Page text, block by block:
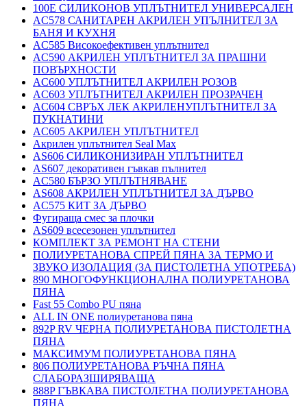
100E СИЛИКОНОВ УПЛЪТНИТЕЛ УНИВЕРСАЛЕН
AC578 САНИТАРЕН АКРИЛЕН УПЪЛНИТЕЛ ЗА
БАНЯ И КУХНЯ
AC585 Високоефективен уплътнител
AC590 АКРИЛЕН УПЛЪТНИТЕЛ ЗА ПРАШНИ
ПОВЪРХНОСТИ
AC600 УПЛЪТНИТЕЛ АКРИЛЕН РОЗОВ
AC603 УПЛЪТНИТЕЛ АКРИЛЕН ПРОЗРАЧЕН
AC604 СВРЪХ ЛЕК АКРИЛЕНУПЛЪТНИТЕЛ ЗА
ПУКНАТИНИ
AC605 АКРИЛЕН УПЛЪТНИТЕЛ
Акрилен уплътнител Seal Max
AS606 СИЛИКОНИЗИРАН УПЛЪТНИТЕЛ
AS607 декоративен гъвкав пълнител
AC580 БЪРЗО УПЛЪТНЯВАНЕ
AS608 АКРИЛЕН УПЛЪТНИТЕЛ ЗА ДЪРВО
AC575 КИТ ЗА ДЪРВО
Фугираща смес за плочки
AS609 всесезонен уплътнител
КОМПЛЕКТ ЗА РЕМОНТ НА СТЕНИ
ПОЛИУРЕТАНОВА СПРЕЙ ПЯНА ЗА ТЕРМО И
ЗВУКО ИЗОЛАЦИЯ (ЗА ПИСТОЛЕТНА УПОТРЕБА)
890 МНОГОФУНКЦИОНАЛНА ПОЛИУРЕТАНОВА
ПЯНА
Fast 55 Combo PU пяна
ALL IN ONE полиуретанова пяна
892P RV ЧЕРНА ПОЛИУРЕТАНОВА ПИСТОЛЕТНА
ПЯНА
МАКСИМУМ ПОЛИУРЕТАНОВА ПЯНА
806 ПОЛИУРЕТАНОВА РЪЧНА ПЯНА
СЛАБОРАЗШИРЯВАЩА
888P ГЪВКАВА ПИСТОЛЕТНА ПОЛИУРЕТАНОВА
ПЯНА